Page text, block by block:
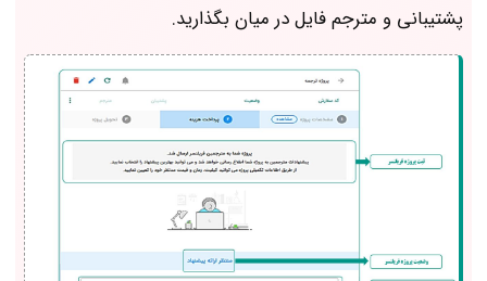
پشتیبانی و مترجم فایل در میان بگذارید.